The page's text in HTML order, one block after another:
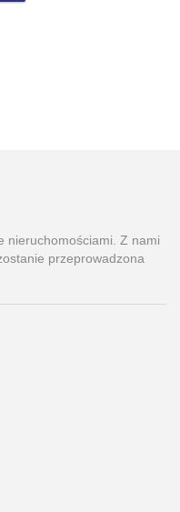
nieruchomościami. Z nami
przeprowadzona